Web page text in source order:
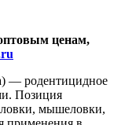
ценам,
— родентицидное
Позиция
мышеловки,